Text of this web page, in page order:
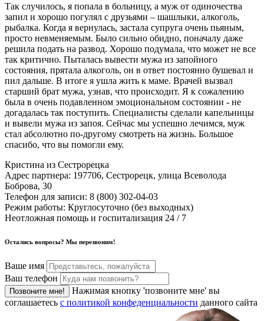
Так случилось, я попала в больницу, а муж от одиночества
запил и хорошо погулял с друзьями – шашлыки, алкоголь,
рыбалка. Когда я вернулась, застала супруга очень пьяным,
просто невменяемым. Было сильно обидно, поначалу даже
решила подать на развод. Хорошо подумала, что может не все
так критично. Пыталась вывести мужа из запойного
состояния, прятала алкоголь, он в ответ постоянно бушевал и
пил дальше. В итоге я ушла жить к маме. Врачей вызвал
старший брат мужа, узнав, что происходит. Я к сожалению
была в очень подавленном эмоциональном состоянии - не
догадалась так поступить. Специалисты сделали капельницы
и вывели мужа из запоя. Сейчас мы успешно лечимся, муж
стал абсолютно по-другому смотреть на жизнь. Большое
спасибо, что вы помогли ему.
Кристина из Сестрорецка
Адрес партнера: 197706, Сестрорецк, улица Всеволода
Боброва, 30
Телефон для записи: 8 (800) 302-04-03
Режим работы: Круглосуточно (без выходных)
Неотложная помощь и госпитализация 24 / 7
Остались вопросы? Мы перезвоним!
Ваше имя
Ваш телефон
Позвоните мне!
Нажимая кнопку 'позвоните мне' вы
соглашаетесь с политикой конфеденциальности данного сайта